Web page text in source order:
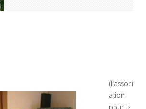
(l’associ
ation
pour la